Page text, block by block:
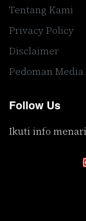
Tentang Kami
Privacy Policy
Disclaimer
Pedoman
Follow Us
Ikuti info